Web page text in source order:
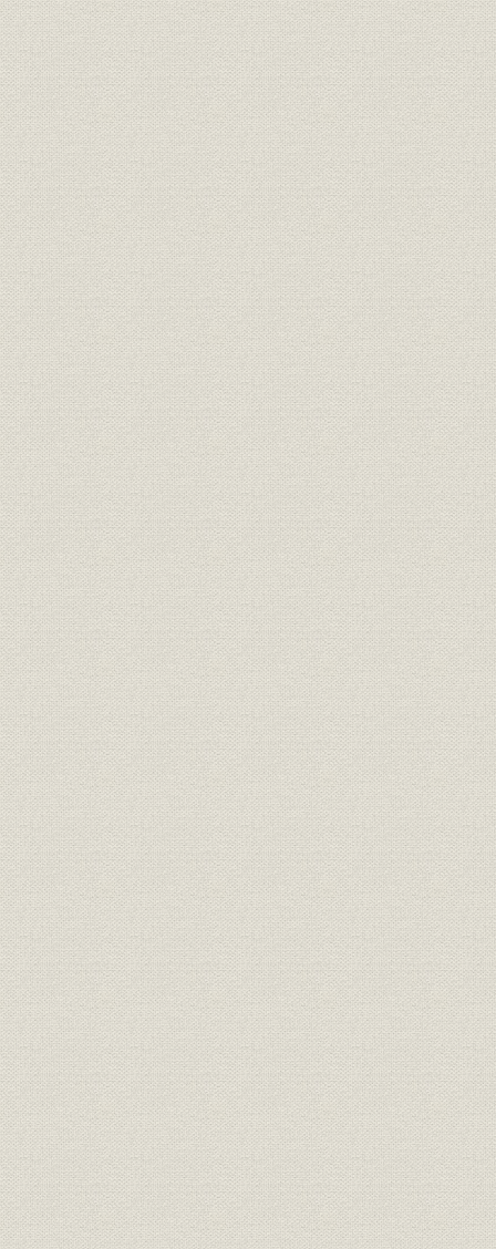
歴史口絵 III
第8章 C&Cの提唱と新事業ドメイン(1977~1984年)
第1節 情報化社会の展開
第2節 新たな飛躍としてのC&Cの提唱
第3節 通信事業の展開
第4節 情報処理事業
第5節 パーソナルコンピュータの事業化
第6節 電子デバイス事業
第7節 ホームエレクトロニクス事業
第8節 C&C研究体制
第9節 営業・販売組織の革新
第10節 海外事業の展開
第11節 経営効率化活動と人事施策
第12節 業績の推移
第9章 通信自由化後の情報通信市場とグローバリゼーション(1985~1989
第1節 内需の拡大と情報通信市場の変貌
第2節 C&Cの深耕とグローバリゼーションの推進
第3節 通信事業
第4節 情報処理事業
第5節 パーソナルコンピュータ事業
第6節 半導体・電子コンポーネント事業
第7節 ホームエレクトロニクス事業
第8節 研究開発の強化
第9節 顧客密着型の営業活動と公正取引の推進
第10節 経営効率化活動と人事制度
第11節 経営管理・資金・業績
第10章 マルチメディア社会の到来と新事業体制(1990~1998年)